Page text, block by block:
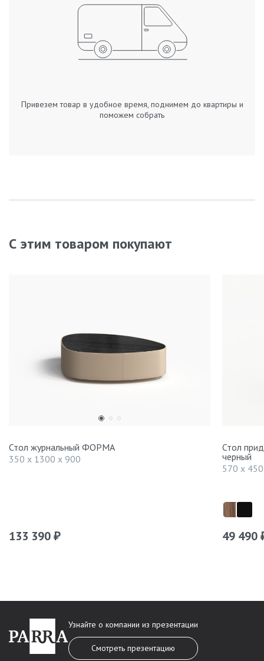
Привезем товар в удобное время, поднимем до квартиры и
поможем собрать
С этим товаром покупают
Стол журнальный ФОРМА
350 x 1300 x 900
133 390 ₽
Стол
черный
570 x
49 490
Узнайте о компании из презентации
Смотреть презентацию